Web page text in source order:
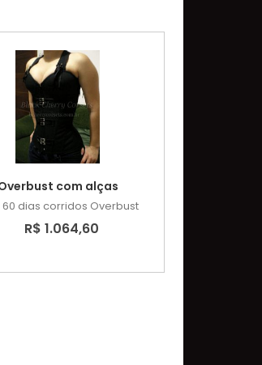
com alças
60 dias corridos Overbust
R$ 1.064,60